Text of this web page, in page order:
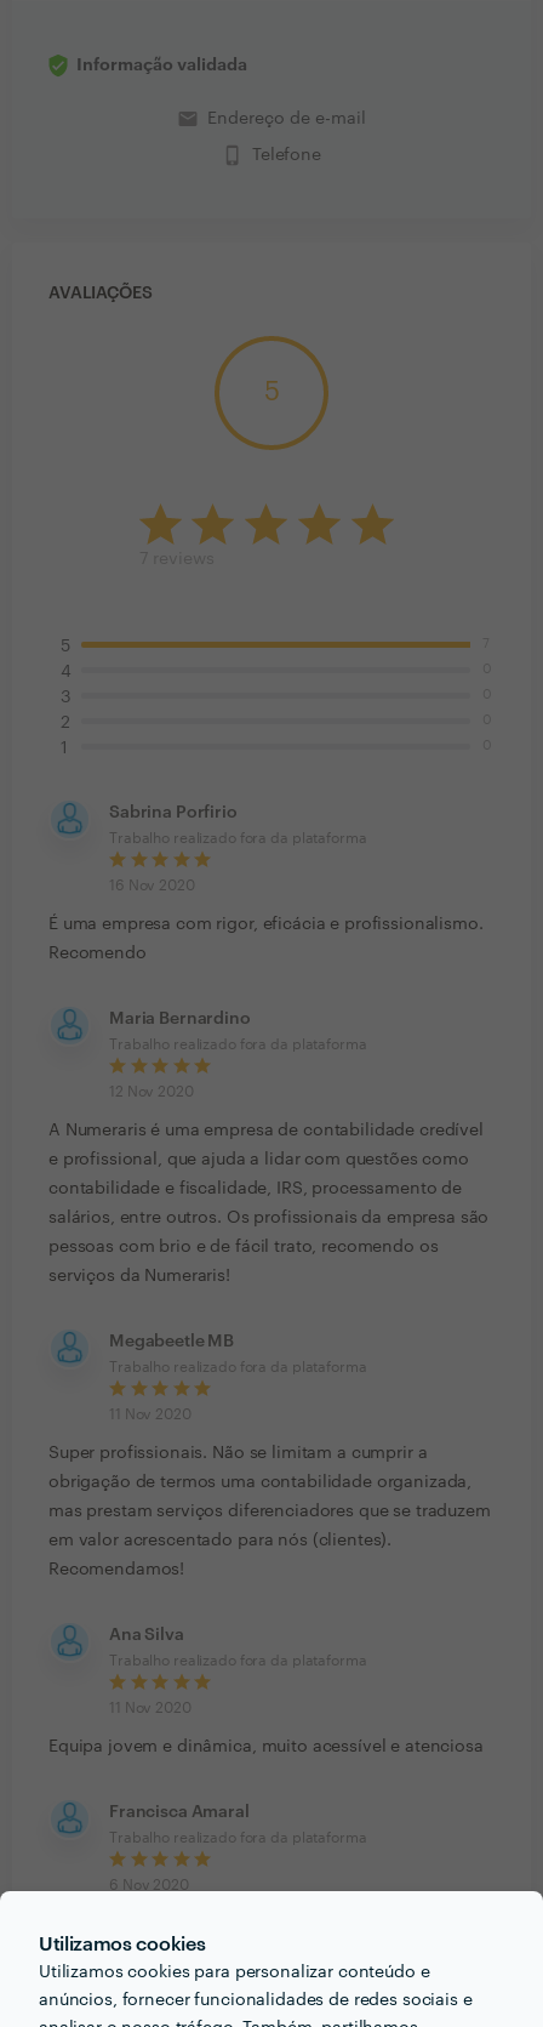
Utilizamos cookies
Utilizamos cookies para personalizar conteúdo e
anúncios, fornecer funcionalidades de redes sociais e
Informação validada
email Endereço de e-mail
phone_iphone Telefone
AVALIAÇÕES
5
5
4
3
2
1
Sabrina Porfirio
Trabalho realizado fora da plataforma
16 Nov 2020
É uma empresa com rigor, eficácia e profissionalismo.
Recomendo
Maria Bernardino
Trabalho realizado fora da plataforma
12 Nov 2020
A Numeraris é uma empresa de contabilidade credível
e profissional, que ajuda a lidar com questões como
contabilidade e fiscalidade, IRS, processamento de
salários, entre outros. Os profissionais da empresa são
pessoas com brio e de fácil trato, recomendo os
serviços da Numeraris!
Megabeetle MB
Trabalho realizado fora da plataforma
11 Nov 2020
Super profissionais. Não se limitam a cumprir a
obrigação de termos uma contabilidade organizada,
mas prestam serviços diferenciadores que se traduzem
em valor acrescentado para nós (clientes).
Recomendamos!
Ana Silva
Trabalho realizado fora da plataforma
11 Nov 2020
Equipa jovem e dinâmica, muito acessível e atenciosa
Francisca Amaral
Trabalho realizado fora da plataforma
6 Nov 2020
contabilidade algo cada vez mais fácil e pratico para o
cliente. Ótima experiência! Recomendo vivamente??